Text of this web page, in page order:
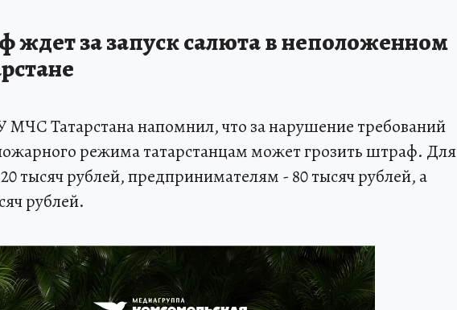
ждет за запуск салюта в неположенном
МЧС Татарстана напомнил, что за нарушение требований
режима татарстанцам может грозить штраф. Для
тысяч рублей, предпринимателям - 80 тысяч рублей, а
рублей.